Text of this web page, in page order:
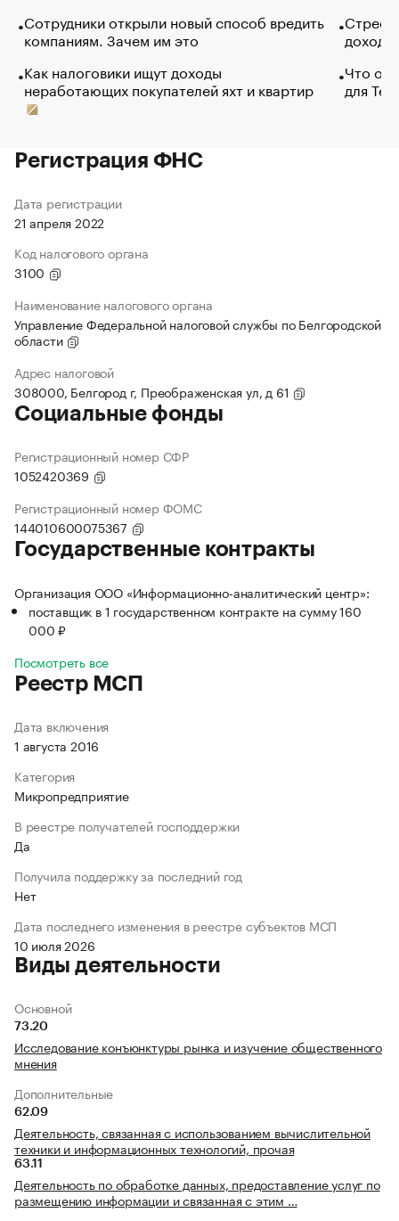
Сотрудники открыли новый способ вредить
компаниям. Зачем им это
Как налоговики ищут доходы
неработающих покупателей яхт и квартир
Что
для
Регистрация ФНС
Дата регистрации
21 апреля 2022
Код налогового органа
3100
Наименование налогового органа
Управление Федеральной налоговой службы по Белгородской
области
Адрес налоговой
308000, Белгород г, Преображенская ул, д 61
Социальные фонды
Регистрационный номер СФР
1052420369
Регистрационный номер ФОМС
144010600075367
Государственные контракты
Организация ООО «Информационно-аналитический центр»:
поставщик в 1 государственном контракте на сумму 160
000 ₽
Посмотреть все
Реестр МСП
Дата включения
1 августа 2016
Категория
Микропредприятие
В реестре получателей господдержки
Да
Получила поддержку за последний год
Нет
Дата последнего изменения в реестре субъектов МСП
10 июля 2026
Виды деятельности
Основной
73.20
Исследование конъюнктуры рынка и изучение общественного
мнения
Дополнительные
62.09
Деятельность, связанная с использованием вычислительной
техники и информационных технологий, прочая
63.11
Деятельность по обработке данных, предоставление услуг по
размещению информации и связанная с этим …